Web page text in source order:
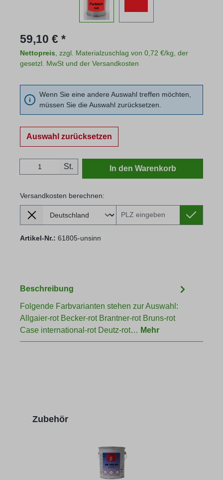
Regulärer Preis:
59,10 € *
Nettopreis , zzgl. Materialzuschlag von 0,72 €/kg, der
gesetzl. MwSt und der Versandkosten
Wenn Sie eine andere Auswahl treffen möchten,
müssen Sie die Auswahl zurücksetzen.
Auswahl zurücksetzen
Produkt Anzahl: Gib den gewünschten
St. In den Warenkorb
Versandkosten berechnen:
Lieferland
Versandkosten berechnen:
Artikel-Nr.: 61805-unsinn
Beschreibung
Folgende Farbvarianten stehen zur Auswahl:
Allgaier-rot Becker-rot Brantner-rot Bruns-rot
Case international-rot Deutz-rot… Mehr
Produktgalerie überspringen
Zubehör